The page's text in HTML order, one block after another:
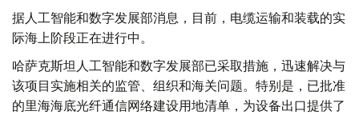
据人工智能和数字发展部消息，目前，电缆运输和装载的实
际海上阶段正在进行中。
哈萨克斯坦人工智能和数字发展部已采取措施，迅速解决与
该项目实施相关的监管、组织和海关问题。特别是，已批准
的里海海底光纤通信网络建设用地清单，为设备出口提供了